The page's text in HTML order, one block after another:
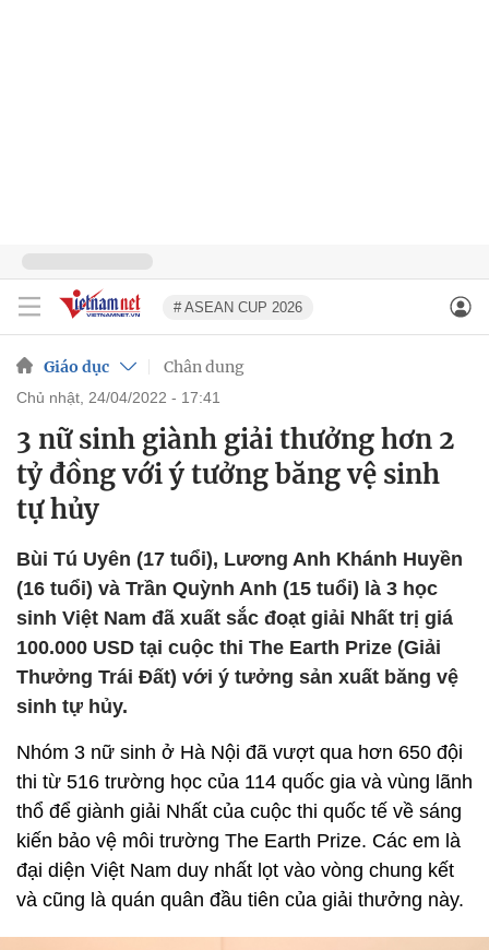
# ASEAN CUP 2026
Giáo dục Chân dung
chủ nhật, 24/04/2022 - 17:41
3 nữ sinh giành giải thưởng hơn 2
tỷ đồng với ý tưởng băng vệ sinh
tự hủy
Bùi Tú Uyên (17 tuổi), Lương Anh Khánh Huyền
(16 tuổi) và Trần Quỳnh Anh (15 tuổi) là 3 học
sinh Việt Nam đã xuất sắc đoạt giải Nhất trị giá
100.000 USD tại cuộc thi The Earth Prize (Giải
Thưởng Trái Đất) với ý tưởng sản xuất băng vệ
sinh tự hủy.
Nhóm 3 nữ sinh ở Hà Nội đã vượt qua hơn 650 đội
thi từ 516 trường học của 114 quốc gia và vùng lãnh
thổ để giành giải Nhất của cuộc thi quốc tế về sáng
kiến bảo vệ môi trường The Earth Prize. Các em là
đại diện Việt Nam duy nhất lọt vào vòng chung kết
và cũng là quán quân đầu tiên của giải thưởng này.